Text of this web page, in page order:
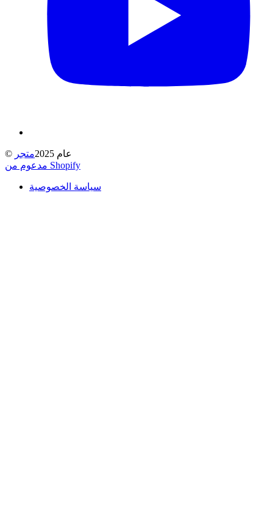
© عام 2025
متجر
مدعوم من Shopify
سياسة الخصوصية